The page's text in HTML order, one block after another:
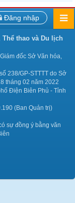
Đăng nhập
thao và Du lịch
đốc Sở Văn hóa,
238/GP-STTTT do Sở
tháng 02 năm 2022
Điện Biên Phủ - Tỉnh
(Ban Quản trị)
sự đồng ý bằng văn